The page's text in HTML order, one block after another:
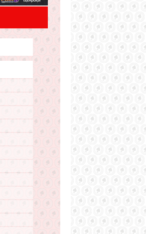
Place
16e
17e
18e
19e
20e
21e
22e
23e
24e
26e